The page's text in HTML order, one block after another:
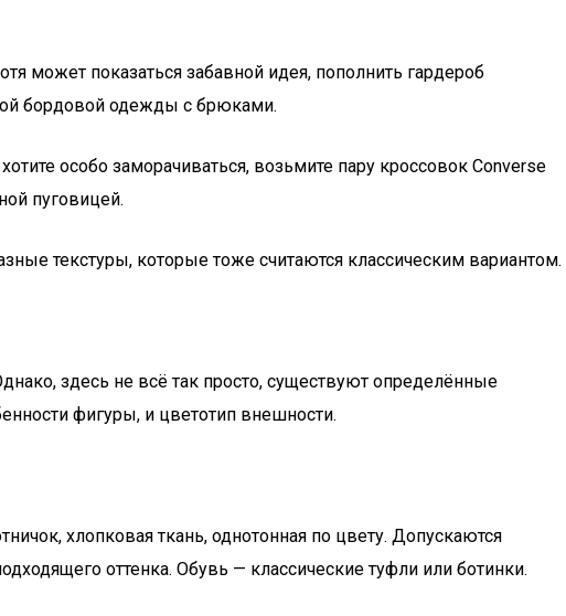
может показаться забавной идея, пополнить гардероб
бордовой одежды с брюками.
особо заморачиваться, возьмите пару кроссовок Converse
пуговицей.
текстуры, которые тоже считаются классическим вариантом.
здесь не всё так просто, существуют определённые
фигуры, и цветотип внешности.
хлопковая ткань, однотонная по цвету. Допускаются
оттенка. Обувь — классические туфли или ботинки.